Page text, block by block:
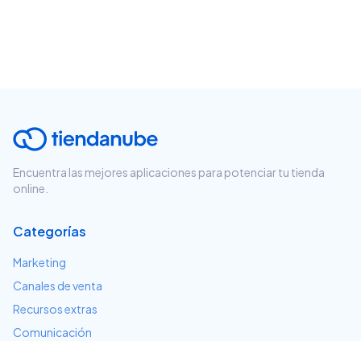
Encuentra las mejores aplicaciones para potenciar tu tienda
online.
Categorías
Marketing
Canales de venta
Recursos extras
Comunicación